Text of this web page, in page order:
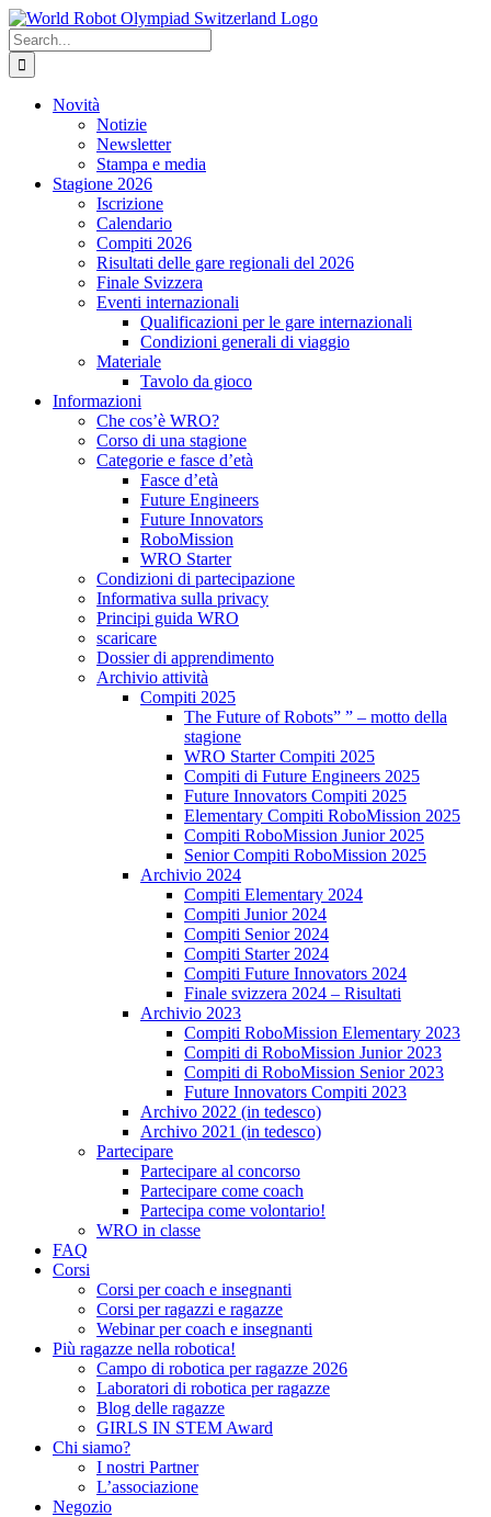
Skip
to
content
Search
for:
Novità
Notizie
Newsletter
Stampa e media
Stagione 2026
Iscrizione
Calendario
Compiti 2026
Risultati delle gare regionali del 2026
Finale Svizzera
Eventi internazionali
Qualificazioni per le gare internazionali
Condizioni generali di viaggio
Materiale
Tavolo da gioco
Informazioni
Che cos’è WRO?
Corso di una stagione
Categorie e fasce d’età
Fasce d’età
Future Engineers
Future Innovators
RoboMission
WRO Starter
Condizioni di partecipazione
Informativa sulla privacy
Principi guida WRO
scaricare
Dossier di apprendimento
Archivio attività
Compiti 2025
The Future of Robots” ” – motto della
stagione
WRO Starter Compiti 2025
Compiti di Future Engineers 2025
Future Innovators Compiti 2025
Elementary Compiti RoboMission 2025
Compiti RoboMission Junior 2025
Senior Compiti RoboMission 2025
Archivio 2024
Compiti Elementary 2024
Compiti Junior 2024
Compiti Senior 2024
Compiti Starter 2024
Compiti Future Innovators 2024
Finale svizzera 2024 – Risultati
Archivio 2023
Compiti RoboMission Elementary 2023
Compiti di RoboMission Junior 2023
Compiti di RoboMission Senior 2023
Future Innovators Compiti 2023
Archivo 2022 (in tedesco)
Archivo 2021 (in tedesco)
Partecipare
Partecipare al concorso
Partecipare come coach
Partecipa come volontario!
WRO in classe
FAQ
Corsi
Corsi per coach e insegnanti
Corsi per ragazzi e ragazze
Webinar per coach e insegnanti
Più ragazze nella robotica!
Campo di robotica per ragazze 2026
Laboratori di robotica per ragazze
Blog delle ragazze
GIRLS IN STEM Award
Chi siamo?
I nostri Partner
L’associazione
Negozio